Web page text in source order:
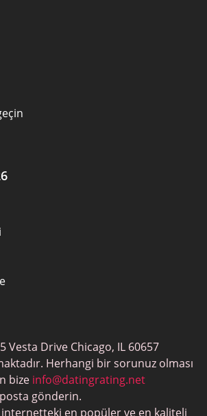
Vesta Drive Chicago, IL 60657
Herhangi bir sorunuz olması
bize info@datingrating.net
gönderin.
en popüler ve en kaliteli